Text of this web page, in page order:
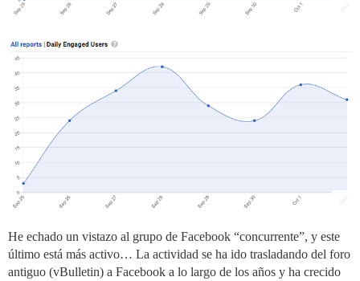
He echado un vistazo al grupo de Facebook “concurrente”, y este
último está más activo… La actividad se ha ido trasladando del foro
antiguo (vBulletin) a Facebook a lo largo de los años y ha crecido